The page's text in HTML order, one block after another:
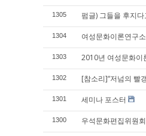
1305 펌글) 그들을 후지
1304 여성문화이론연구
1303 2010년 여성문화이
1302 [참소리]“저넘의 빨
1301 세미나 포스터
1300 우석문화편집위원